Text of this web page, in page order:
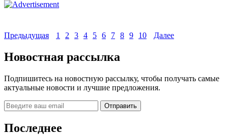
Предыдущая 1 2 3 4 5 6 7 8 9 10 Далее
Новостная рассылка
Подпишитесь на новостную рассылку, чтобы получать самые
актуальные новости и лучшие предложения.
Последнее